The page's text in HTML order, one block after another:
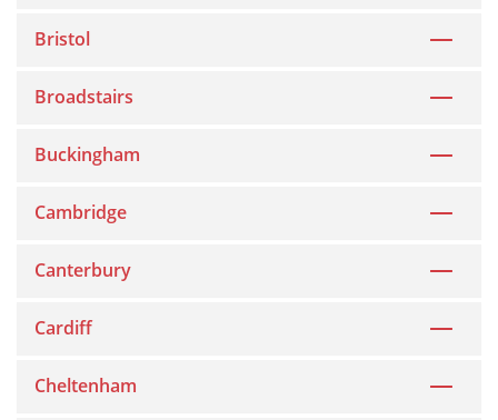
Bristol
Broadstairs
Buckingham
Cambridge
Canterbury
Cardiff
Cheltenham